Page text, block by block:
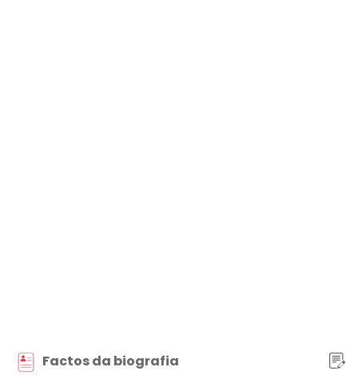
Factos da biografia